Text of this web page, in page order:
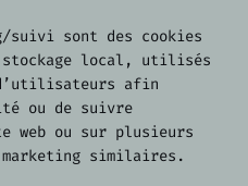
suivi sont des cookies
stockage local, utilisés
afin
ou de suivre
ou sur plusieurs
similaires.